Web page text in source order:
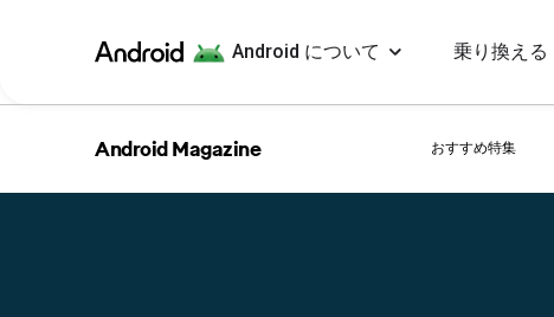
Android Android について 乗り換える
Android Magazine おすすめ特集